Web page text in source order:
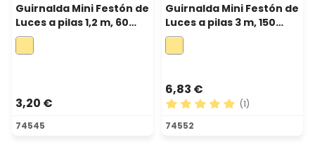
Guirnalda Mini Festón de
Luces a pilas 1,2 m, 60
microled blanco cálido,
cable metal plata
3,20 €
74545
Guirnalda Mini Festón de
Luces a pilas 3 m, 150
microled blanco cálido,
cable metal plata
6,83 €
Calificación promedio de
(1)
74552